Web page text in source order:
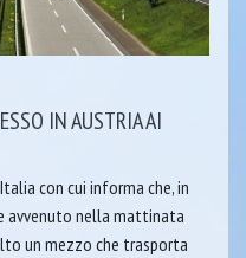
IN AUSTRIA AI
con cui informa che, in
avvenuto nella mattinata
un mezzo che trasporta